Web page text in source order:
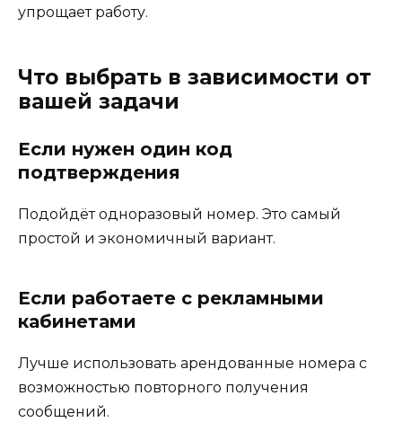
упрощает работу.
Что выбрать в зависимости от
вашей задачи
Если нужен один код
подтверждения
Подойдёт одноразовый номер. Это самый
простой и экономичный вариант.
Если работаете с рекламными
кабинетами
Лучше использовать арендованные номера с
возможностью повторного получения
сообщений.